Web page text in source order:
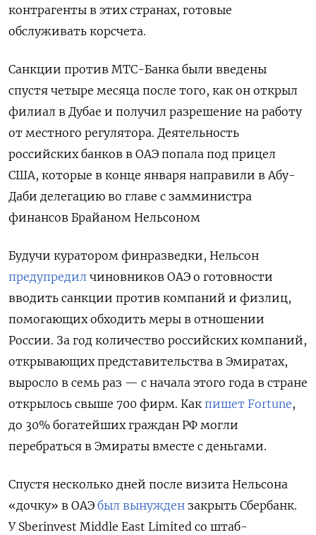
контрагенты в этих странах, готовые
обслуживать корсчета.
Санкции против МТС-Банка были введены
спустя четыре месяца после того, как он открыл
филиал в Дубае и получил разрешение на работу
от местного регулятора. Деятельность
российских банков в ОАЭ попала под прицел
США, которые в конце января направили в Абу-
Даби делегацию во главе с замминистра
финансов Брайаном Нельсоном
Будучи куратором финразведки, Нельсон
предупредил чиновников ОАЭ о готовности
вводить санкции против компаний и физлиц,
помогающих обходить меры в отношении
России. За год количество российских компаний,
открывающих представительства в Эмиратах,
выросло в семь раз — с начала этого года в стране
открылось свыше 700 фирм. Как пишет Fortune,
до 30% богатейших граждан РФ могли
перебраться в Эмираты вместе с деньгами.
Спустя несколько дней после визита Нельсона
«дочку» в ОАЭ был вынужден закрыть Сбербанк.
У Sberinvest Middle East Limited со штаб-